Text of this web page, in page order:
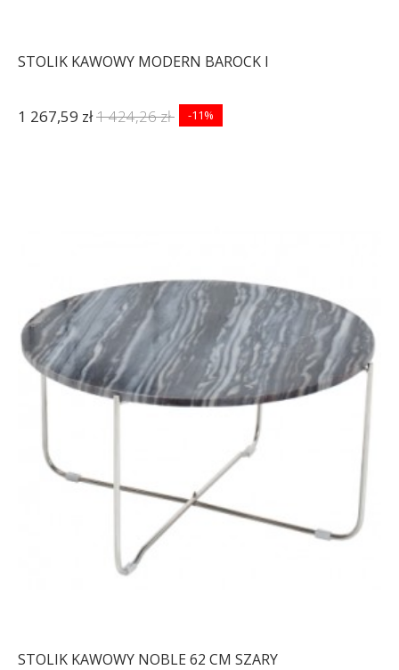
STOLIK KAWOWY MODERN BAROCK I
1 267,59 zł1 424,26 zł -11%
STOLIK KAWOWY NOBLE 62 CM SZARY